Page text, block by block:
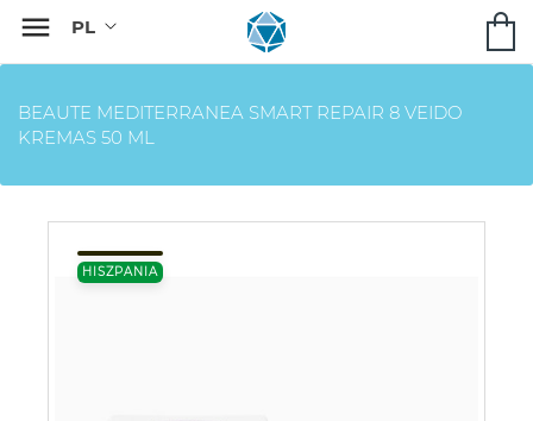

BEAUTE MEDITERRANEA SMART REPAIR 8 VEIDO
KREMAS 50 ML
HISZPANIA